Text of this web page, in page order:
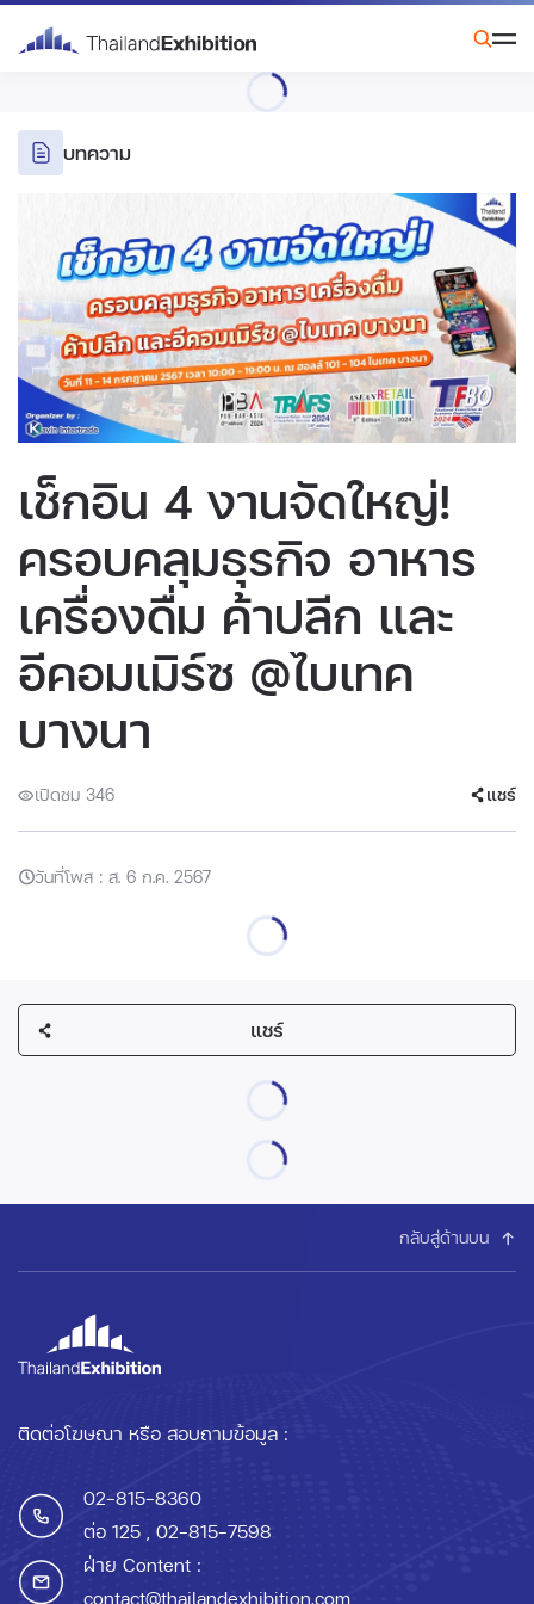
บทความ
เช็กอิน 4 งานจัดใหญ่!
ครอบคลุมธุรกิจ อาหาร
เครื่องดื่ม ค้าปลีก และ
อีคอมเมิร์ซ @ไบเทค
บางนา
เปิดชม 346 แชร์
วันที่โพส : ส. 6 ก.ค. 2567
แชร์
กลับสู่ด้านบน
ติดต่อโฆษณา หรือ สอบถามข้อมูล :
02-815-8360
ต่อ 125 , 02-815-7598
ฝ่าย Content :
contact@thailandexhibition.com